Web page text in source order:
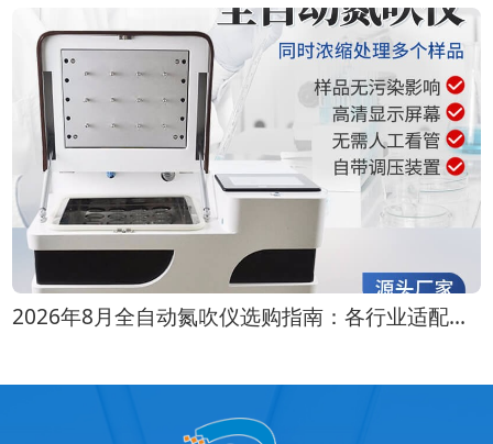
2026年8月全自动氮吹仪选购指南：各行业适配方案推荐